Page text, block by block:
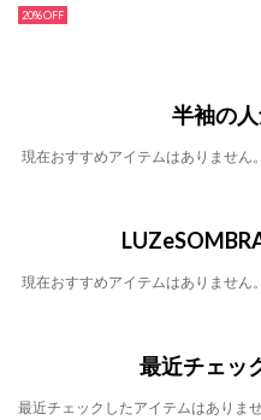
20%
半袖の
現在おすすめアイテムはありません。
現在おすすめアイテムはありません。
最近チェッ
最近チェックしたアイテムはありませ